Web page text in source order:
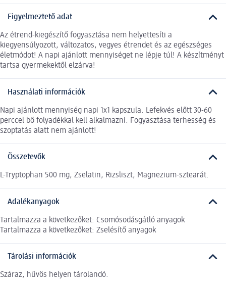
Figyelmeztető adat
Az étrend-kiegészítő fogyasztása nem helyettesíti a
kiegyensúlyozott, változatos, vegyes étrendet és az egészséges
életmódot! A napi ajánlott mennyiséget ne lépje túl! A készítményt
tartsa gyermekektől elzárva!
Használati információk
Napi ajánlott mennyiség napi 1x1 kapszula. Lefekvés előtt 30-60
perccel bő folyadékkal kell alkalmazni. Fogyasztása terhesség és
szoptatás alatt nem ajánlott!
Összetevők
L-Tryptophan 500 mg, Zselatin, Rizsliszt, Magnezium-sztearát.
Adalékanyagok
Tartalmazza a következőket: Csomósodásgátló anyagok
Tartalmazza a következőket: Zselésítő anyagok
Tárolási információk
Száraz, hűvös helyen tárolandó.